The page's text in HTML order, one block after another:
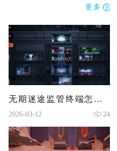
更多
无期迷途监管终端怎么弄
2026-03-12 24